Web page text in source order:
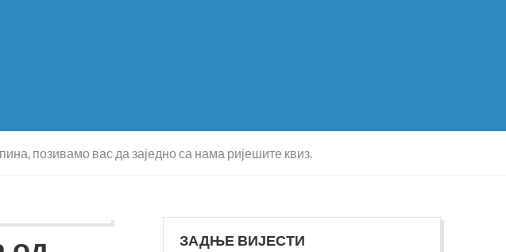
позивамо вас да заједно са нама ријешите квиз.
ЗАДЊЕ ВИЈЕСТИ